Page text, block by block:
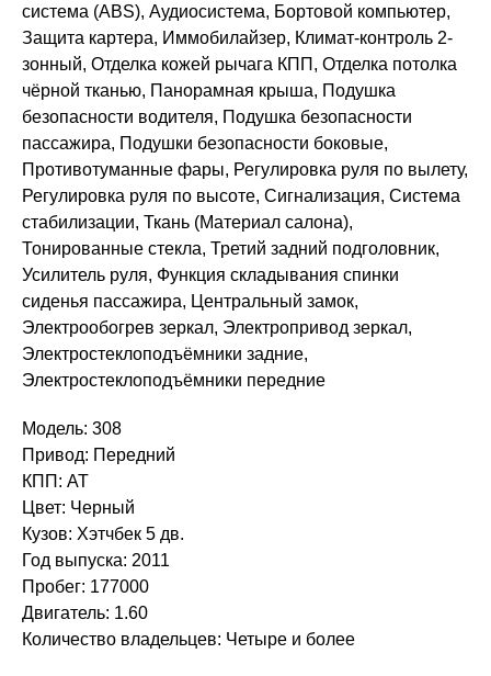
система (ABS), Аудиосистема, Бортовой компьютер,
Защита картера, Иммобилайзер, Климат-контроль 2-
зонный, Отделка кожей рычага КПП, Отделка потолка
чёрной тканью, Панорамная крыша, Подушка
безопасности водителя, Подушка безопасности
пассажира, Подушки безопасности боковые,
Противотуманные фары, Регулировка руля по вылету,
Регулировка руля по высоте, Сигнализация, Система
стабилизации, Ткань (Материал салона),
Тонированные стекла, Третий задний подголовник,
Усилитель руля, Функция складывания спинки
сиденья пассажира, Центральный замок,
Электрообогрев зеркал, Электропривод зеркал,
Электростеклоподъёмники задние,
Электростеклоподъёмники передние
Модель: 308
Привод: Передний
КПП: AT
Цвет: Черный
Кузов: Хэтчбек 5 дв.
Год выпуска: 2011
Пробег: 177000
Двигатель: 1.60
Количество владельцев: Четыре и более